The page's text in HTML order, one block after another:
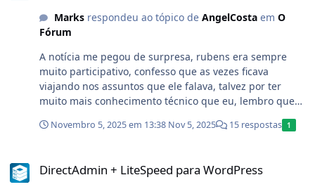
Marksrespondeu ao tópico de AngelCostaem O
Fórum
A notícia me pegou de surpresa, rubens era sempre
muito participativo, confesso que as vezes ficava
viajando nos assuntos que ele falava, talvez por ter
muito mais conhecimento técnico que eu, lembro que
eu ficava lendo os comentários dele e pensando comigo
"o que danado isso quer dizer?" ou "o que diacho isso
dele tem tempo pra ajudar pessoas em diversos foruns
Novembro 5, 2025 em 13:38 Nov 5, 2025 15 respostas 1
DirectAdmin + LiteSpeed para WordPress